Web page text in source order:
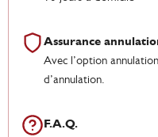
Assurance
Avec l’option
d’annulation.
F.A.Q.